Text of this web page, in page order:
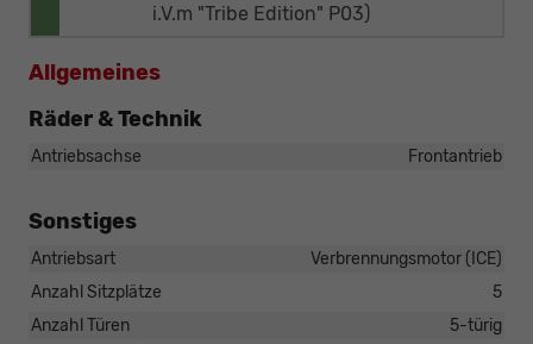
i.V.m "Tribe Edition" P03)
Allgemeines
Räder & Technik
Antriebsachse Frontantrieb
Sonstiges
Antriebsart
Verbrennungsmotor (ICE)
Anzahl Sitzplätze
5
Anzahl Türen
5-türig